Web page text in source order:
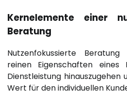
Kernelemente einer
Beratung
Nutzenfokussierte
reinen Eigenschaften
Dienstleistung hinauszugehen
Wert für den individuellen